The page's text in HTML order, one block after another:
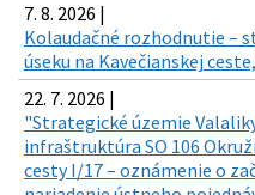
7. 8. 2026 |
Kolaudačné rozhodnutie –
úseku na Kavečianskej
22. 7. 2026 |
"Strategické územie
infraštruktúra SO 106
cesty I/17 – oznámenie o